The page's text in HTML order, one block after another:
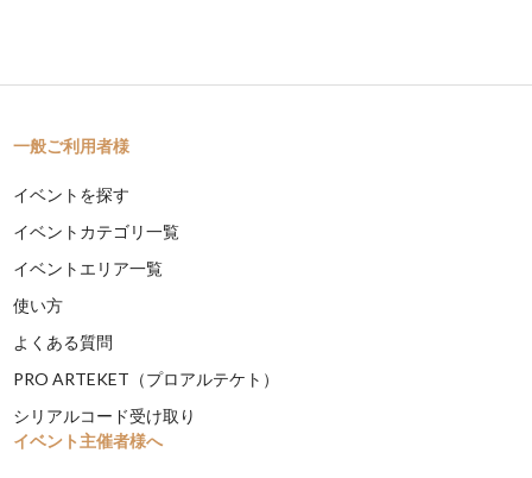
一般ご利用者様
イベントを探す
イベントカテゴリ一覧
イベントエリア一覧
使い方
よくある質問
PRO ARTEKET（プロアルテケト）
シリアルコード受け取り
イベント主催者様へ